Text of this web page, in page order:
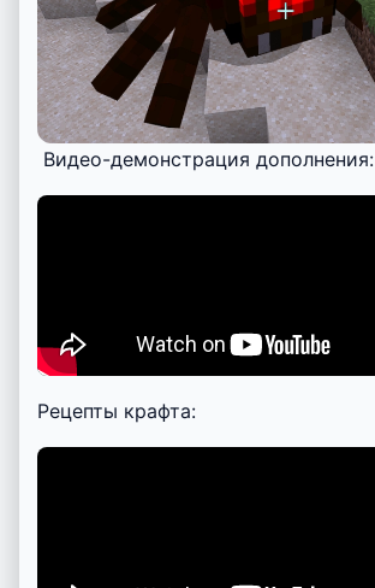
Видео-демонстрация дополнения:
Рецепты крафта: